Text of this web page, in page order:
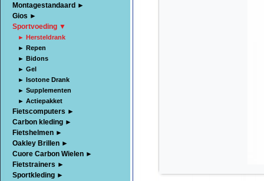
Montagestandaard ►
Gios ►
Sportvoeding ▼
► Hersteldrank
► Repen
► Bidons
► Gel
► Isotone Drank
► Supplementen
► Actiepakket
Fietscomputers ►
Carbon kleding ►
Fietshelmen ►
Oakley Brillen ►
Cuore Carbon Wielen ►
Fietstrainers ►
Sportkleding ►